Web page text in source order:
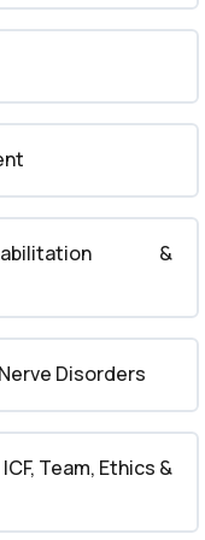
&
Disorders
Team, Ethics &